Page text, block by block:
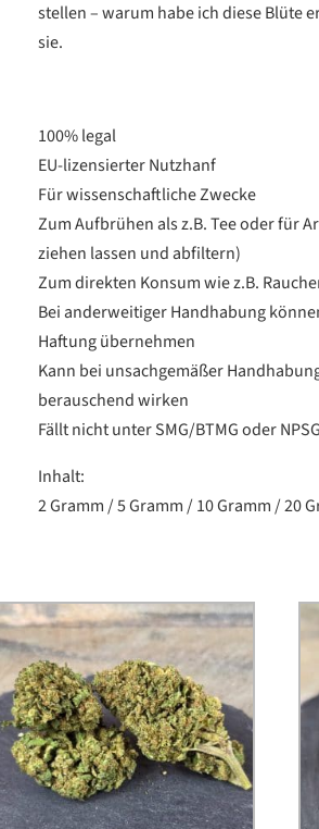
stellen – warum habe ich diese Blüte
sie.
100% legal
EU-lizensierter Nutzhanf
Für wissenschaftliche Zwecke
Zum Aufbrühen als z.B. Tee oder für
ziehen lassen und abfiltern)
Zum direkten Konsum wie z.B.
Bei anderweitiger Handhabung
Haftung übernehmen
Kann bei unsachgemäßer
berauschend wirken
Fällt nicht unter SMG/BTMG oder NPSG
Inhalt:
2 Gramm / 5 Gramm / 10 Gramm / 20